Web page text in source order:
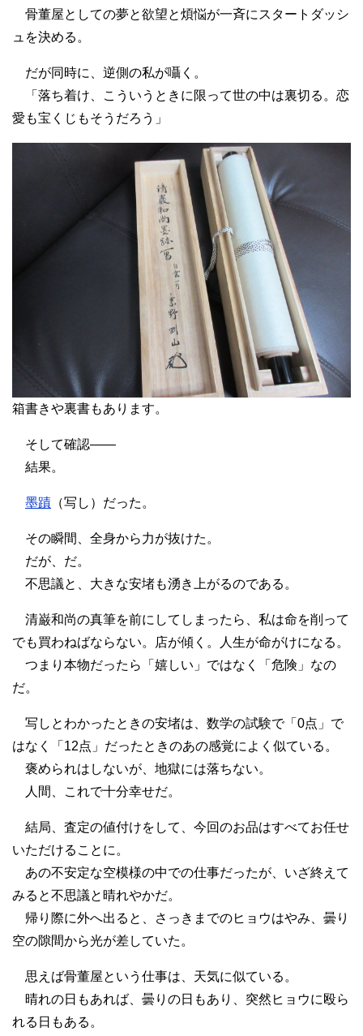
骨董屋としての夢と欲望と煩悩が一斉にスタートダッシ
ュを決める。
だが同時に、逆側の私が囁く。
「落ち着け、こういうときに限って世の中は裏切る。恋
愛も宝くじもそうだろう」
箱書きや裏書もあります。
そして確認――
結果。
墨蹟 （写し）だった。
その瞬間、全身から力が抜けた。
だが、だ。
不思議と、大きな安堵も湧き上がるのである。
清巌和尚の真筆を前にしてしまったら、私は命を削って
でも買わねばならない。店が傾く。人生が命がけになる。
つまり本物だったら「嬉しい」ではなく「危険」なの
だ。
写しとわかったときの安堵は、数学の試験で「0点」で
はなく「12点」だったときのあの感覚によく似ている。
褒められはしないが、地獄には落ちない。
人間、これで十分幸せだ。
結局、査定の値付けをして、今回のお品はすべてお任せ
いただけることに。
あの不安定な空模様の中での仕事だったが、いざ終えて
みると不思議と晴れやかだ。
帰り際に外へ出ると、さっきまでのヒョウはやみ、曇り
空の隙間から光が差していた。
思えば骨董屋という仕事は、天気に似ている。
晴れの日もあれば、曇りの日もあり、突然ヒョウに殴ら
れる日もある。